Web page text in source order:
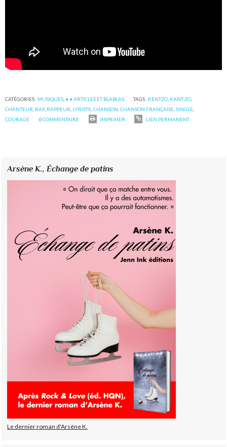
CATÉGORIES : MUSIQUES • • ARTICLES ET BLABLAS TAGS : KENTZO KANT-ZO
CHANTEUR RAP, RAPPEUR LYRISTE ,CHANSON ,CHANSON FRANÇAISE ,SINGLE
COURAGE
0COMMENTAIRE IMPRIMER LIEN PERMANENT
Arsène K.,Échange de patins
Le dernier roman d'Arsène K.